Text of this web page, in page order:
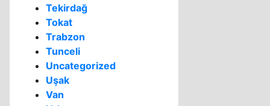
Tekirdağ
Tokat
Trabzon
Tunceli
Uncategorized
Uşak
Van